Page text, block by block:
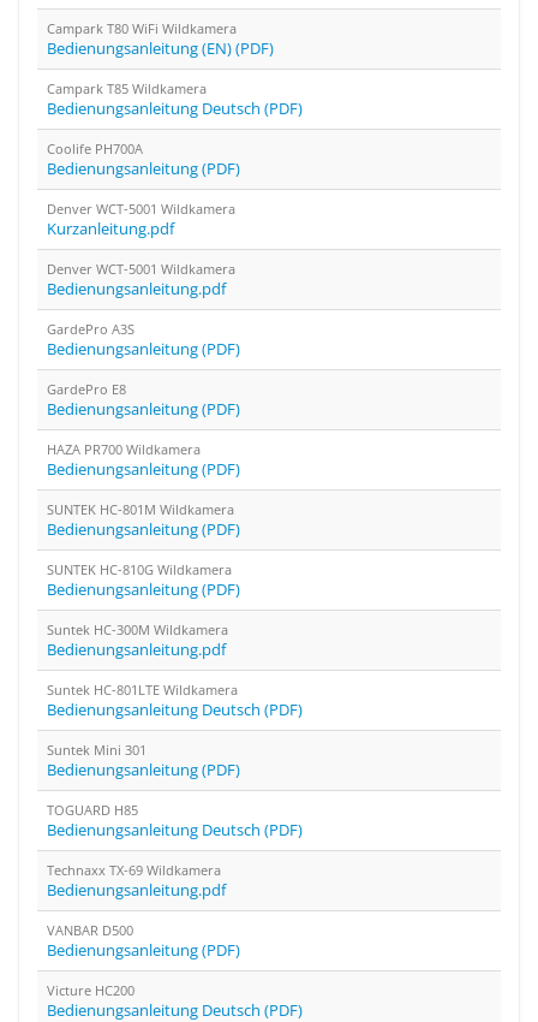
Campark T80 WiFi Wildkamera
Bedienungsanleitung (EN) (PDF)
Campark T85 Wildkamera
Bedienungsanleitung Deutsch (PDF)
Coolife PH700A
Bedienungsanleitung (PDF)
Denver WCT-5001 Wildkamera
Kurzanleitung.pdf
Denver WCT-5001 Wildkamera
Bedienungsanleitung.pdf
GardePro A3S
Bedienungsanleitung (PDF)
GardePro E8
Bedienungsanleitung (PDF)
HAZA PR700 Wildkamera
Bedienungsanleitung (PDF)
SUNTEK HC-801M Wildkamera
Bedienungsanleitung (PDF)
SUNTEK HC-810G Wildkamera
Bedienungsanleitung (PDF)
Suntek HC-300M Wildkamera
Bedienungsanleitung.pdf
Suntek HC-801LTE Wildkamera
Bedienungsanleitung Deutsch (PDF)
Suntek Mini 301
Bedienungsanleitung (PDF)
TOGUARD H85
Bedienungsanleitung Deutsch (PDF)
Technaxx TX-69 Wildkamera
Bedienungsanleitung.pdf
VANBAR D500
Bedienungsanleitung (PDF)
Victure HC200
Bedienungsanleitung Deutsch (PDF)